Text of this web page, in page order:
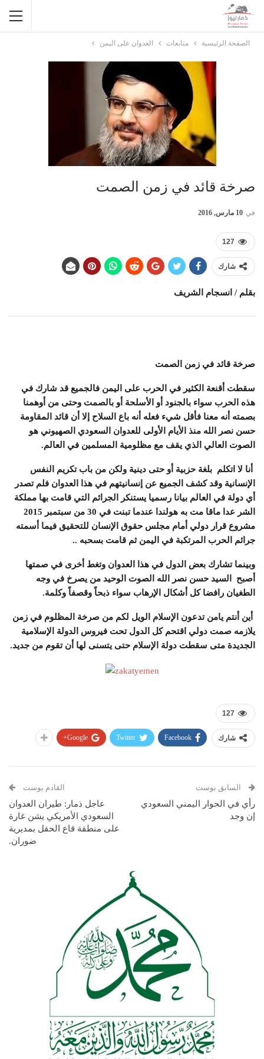
الصفحة الرئيسية متابعات العدوان على اليمن
صرخة قائد في زمن الصمت
في 10 مارس, 2016
127
شارك
بقلم / انسجام الشريف
صرخة قائد في زمن الصمت
سقطت أقنعة الكثير في الحرب على اليمن فالجميع قد شارك في
هذه الحرب سواء بالجنود أو الأسلحة أو بالصمت وحتى من أوهمنا
بصمته أنه معنا فأقل شيء فعله أنه باع السلاح
إلا أن قائد المقاومة
حسن نصر الله منذ الأيام الأولى للعدوان السعودي الصهيوني هو
الصوت العالي الذي يقف مع مظلومية المسلمين في العالم.
أنا لا اتكلم بلغة حزبية أو حتى دينية ولكن من باب تكريم النفس
الإنسانية وقد كشف الجميع عن إنسانيتهم في هذا العدوان فلم تصدر
أي دولة في العالم بيانا رسميا يستنكر الجرائم التي قامت بها مملكة
الشر عدا ماقا مت به هولندا عندما تبنت في 30 من سبتمبر 2015
مشروع قرار دولي أمام مجلس حقوق الإنسان للتحقيق فيما أسمته
جرائم الحرب المرتكبة في اليمن ثم قامت بسحبه ..
وبينما تشارك بعض الدول في هذا العدوان وتغط أخرى في صمتها
أصبح السيد حسن نصر الله الصوت الوحيد من يصرخ في وجه
الطغيان رافضا كل أشكال الإرهاب سواء ذبحاً وقصفاً وكلمة.
أين أنتم يامن تدعون الإسلام الويل لكم من صرخة المظلوم في زمن
يلازمه صمت دولي اقتحم كل الدول تحت فيروس الدولة الإسلامية
الجديدة متى سقطت دولة الإسلام حتى يتسنى لها أن تقوم من جديد.
127
شارك Facebook
Twitter
Google+
السابق بوست
رأي في الحوار اليمني السعودي
إن وجد
القادم بوست
عاجل ذمار: طيران العدوان
السعودي الأمريكي يشن غارة
على منطقة قاع الحقل بمديرية
ضوران.